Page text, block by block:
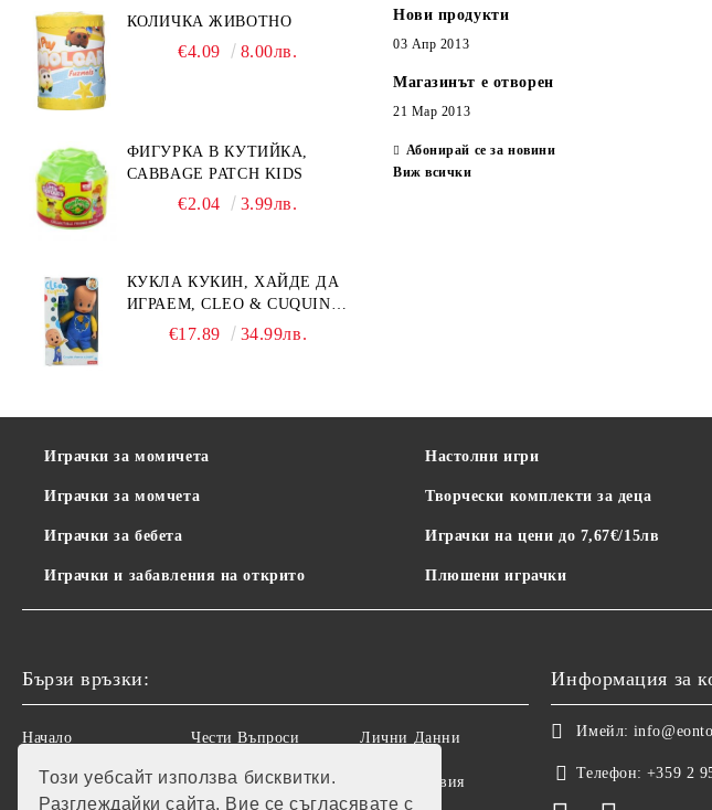
Този уебсайт използва бисквитки.
Разглеждайки сайта, Вие се съгласявате с
КОЛИЧКА ЖИВОТНО
€4.09 8.00лв.
ФИГУРКА В КУТИЙКА,
CABBAGE PATCH KIDS
€2.04 3.99лв.
КУКЛА КУКИН, ХАЙДЕ ДА
ИГРАЕМ, CLEO & CUQUIN,
25 СМ.€17.89 34.99лв.
Нови продукти
03 Апр 2013
Магазинът е отворен
21 Мар 2013
Абонирай се за новини
Виж всички
Играчки за момичета
Играчки за момчета
Играчки за бебета
Играчки и забавления на открито
Настолни игри
Творчески комплекти за деца
Играчки на цени до 7,67€/15лв
Плюшени играчки
Бързи връзки:
Начало
Рекламации
Чести Въпроси
Регистрация
Лични Данни
Общи условия
Информация за
Имейл:
Телефон: +359 2